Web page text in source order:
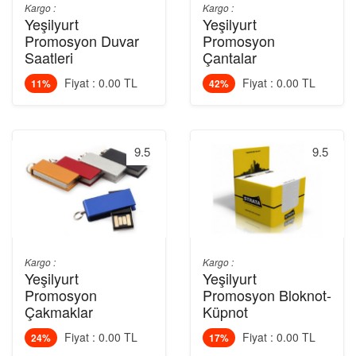
Kargo :
Yeşilyurt
Promosyon Duvar
Saatleri
11% Fiyat : 0.00 TL
9.5
Kargo :
Yeşilyurt
Promosyon
Çakmaklar
24% Fiyat : 0.00 TL
Kargo :
Yeşilyurt
Promosyon
Çantalar
42% Fiyat : 0.00 TL
9.5
Kargo :
Yeşilyurt
Promosyon Bloknot-
Küpnot
17% Fiyat : 0.00 TL